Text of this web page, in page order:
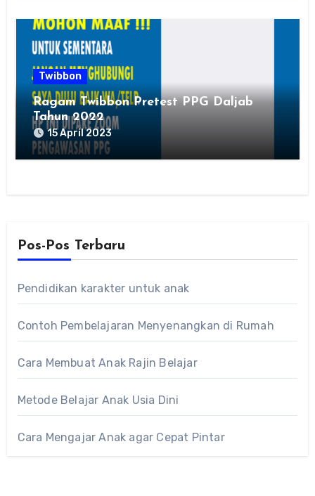
Twibbon
Ragam Twibbon Pretest PPG Daljab
Tahun 2022
15 April 2023
Pos-Pos Terbaru
Pendidikan karakter untuk anak
Contoh Pembelajaran Menyenangkan di Rumah
Cara Membuat Anak Rajin Belajar
Metode Belajar Anak Usia Dini
Cara Mengajar Anak agar Cepat Pintar